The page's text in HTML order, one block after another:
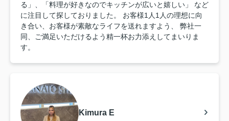
る」、「料理が好きなのでキッチンが広いと嬉しい」 など
に注目して探しておりました。 お客様1人1人の理想に向
き合い、お客様が素敵なライフを送れますよう、 弊社一
同、ご満足いただけるよう精一杯お力添えしてまいりま
す。
Kimura E